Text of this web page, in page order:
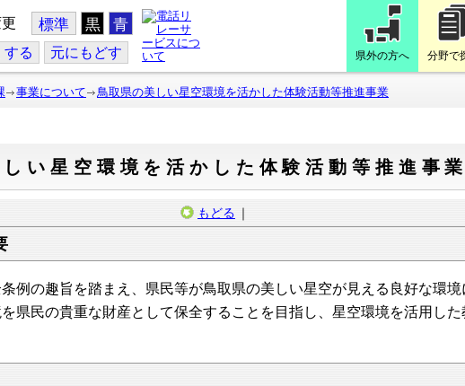
標準 黒 青
する 元にもどす 県外の方へ 分野で
事業について 鳥取県の美しい星空環境を活かした体験活動等推進事業
い星空環境を活かした体験活動等推進事業
もどる ｜
例の趣旨を踏まえ、県民等が鳥取県の美しい星空が見える良好な環境
県民の貴重な財産として保全することを目指し、星空環境を活用し